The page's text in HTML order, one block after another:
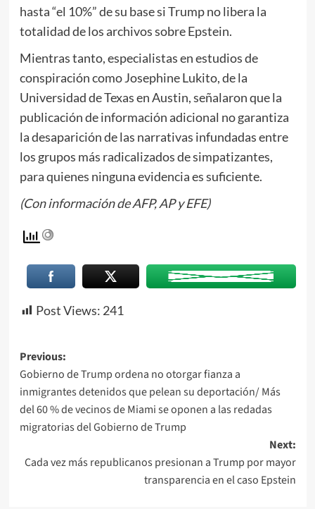
hasta “el 10%” de su base si Trump no libera la
totalidad de los archivos sobre Epstein.
Mientras tanto, especialistas en estudios de
conspiración como Josephine Lukito, de la
Universidad de Texas en Austin, señalaron que la
publicación de información adicional no garantiza
la desaparición de las narrativas infundadas entre
los grupos más radicalizados de simpatizantes,
para quienes ninguna evidencia es suficiente.
(Con información de AFP, AP y EFE)
Post Views: 241
Previous:
Gobierno de Trump ordena no otorgar fianza a
inmigrantes detenidos que pelean su deportación/ Más
del 60 % de vecinos de Miami se oponen a las redadas
migratorias del Gobierno de Trump
Next:
Cada vez más republicanos presionan a Trump por mayor
transparencia en el caso Epstein